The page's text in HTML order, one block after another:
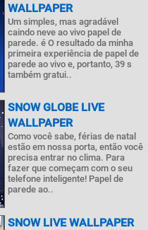
WALLPAPER
Um simples, mas agradável
caindo neve ao vivo papel de
parede. é O resultado da minha
primeira experiência de papel de
parede ao vivo e, portanto, 39 s
também gratui..
SNOW GLOBE LIVE
WALLPAPER
Como você sabe, férias de natal
estão em nossa porta, então você
precisa entrar no clima. Para
fazer que começam com o seu
telefone inteligente! Papel de
parede ao..
SNOW LIVE WALLPAPER